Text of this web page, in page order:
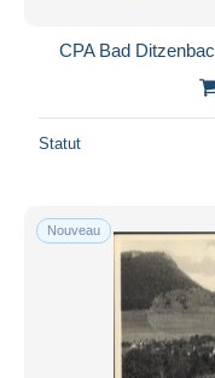
CPA Bad
Statut
Nouveau